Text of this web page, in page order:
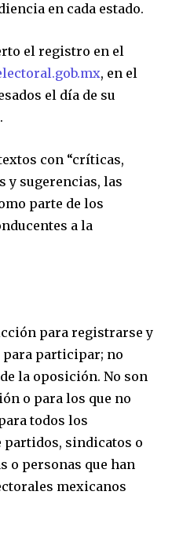
de
parte de la
correo basura a tu
en cada estado.
el registro en el
, en el
el día de su
con “críticas,
y sugerencias, las
parte de los
a la
para registrarse y
para participar; no
la oposición. No son
o para los que no
todos los
partidos, sindicatos o
o personas que han
mexicanos